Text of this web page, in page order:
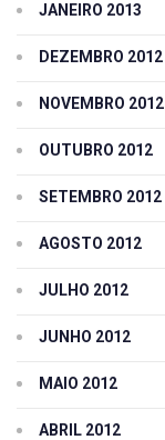
JANEIRO 2013
DEZEMBRO 2012
NOVEMBRO 2012
OUTUBRO 2012
SETEMBRO 2012
AGOSTO 2012
JULHO 2012
JUNHO 2012
MAIO 2012
ABRIL 2012